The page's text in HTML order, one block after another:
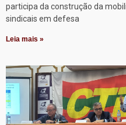
participa da construção da
sindicais em defesa
Leia mais »